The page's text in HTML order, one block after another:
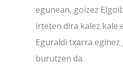
egunean, goizez
irteten dira kalez kale
Eguraldi txarra
burutzen da.